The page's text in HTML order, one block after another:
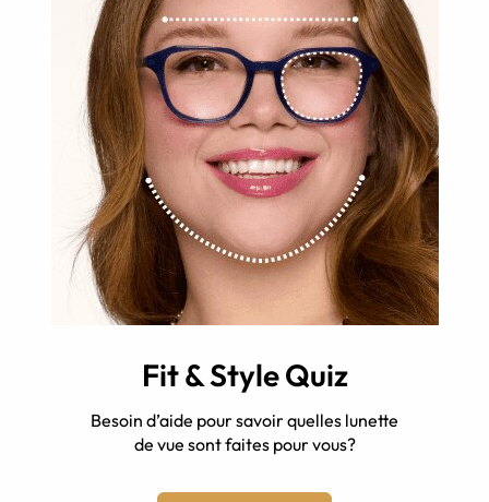
Fit & Style Quiz
Besoin d’aide pour savoir quelles lunette
de vue sont faites pour vous?